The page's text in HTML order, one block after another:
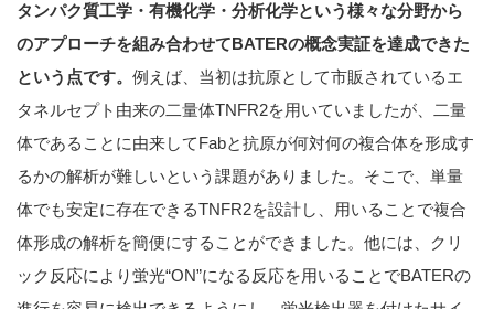
タンパク質工学・有機化学・分析化学という様々な分野から
のアプローチを組み合わせてBATERの概念実証を達成できた
という点です。 例えば、当初は抗原として市販されているエ
タネルセプト由来の二量体TNFR2を用いていましたが、二量
体であることに由来してFabと抗原が何対何の複合体を形成す
るかの解析が難しいという課題がありました。そこで、単量
体でも安定に存在できるTNFR2を設計し、用いることで複合
体形成の解析を簡便にすることができました。他には、クリ
ック反応により蛍光“ON”になる反応を用いることでBATERの